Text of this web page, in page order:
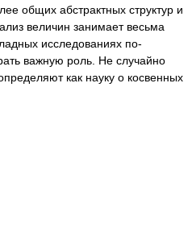
общих абстрактных структур и
величин занимает весьма
исследованиях по-
важную роль. Не случайно
как науку о косвенных